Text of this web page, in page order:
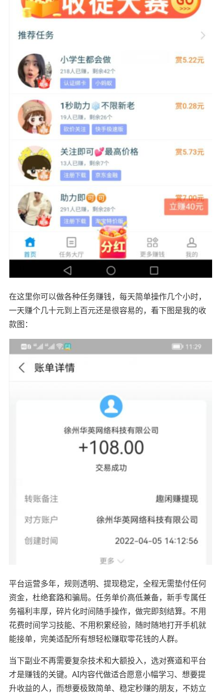
在这里你可以做各种任务赚钱，每天简单操作几个小时，
一天赚个几十元到上百元还是很容易的，看下图是我的收
款图：
平台运营多年，规则透明、提现稳定，全程无需垫付任何
资金，杜绝套路和骗局。任务单价高低兼备，新手专属任
务福利丰厚，碎片化时间随手操作，做完即刻结算。不用
花费时间学习技能、不用积累经验，随时随地打开手机就
能接单，完美适配所有想轻松赚取零花钱的人群。
当下副业不再需要复杂技术和大额投入，选对赛道和平台
才是赚钱的关键。AI内容代做适合愿意小幅学习、想要提
升收益的人，而想要极致简单、稳定秒赚的朋友，不妨立